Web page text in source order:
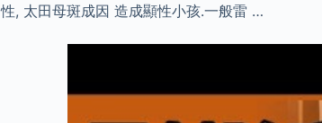
性, 太田母斑成因 造成顯性小孩.一般雷 …